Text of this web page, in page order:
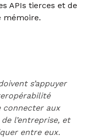
APIs tierces et de
mémoire.
s’appuyer
connecter aux
l’entreprise, et
entre eux.